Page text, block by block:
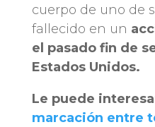
cuerpo de uno de
fallecido en un
el pasado fin de
Estados Unidos.
Le puede
marcación entre